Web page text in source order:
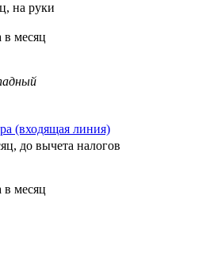
на руки
месяц
(входящая линия)
до вычета налогов
месяц